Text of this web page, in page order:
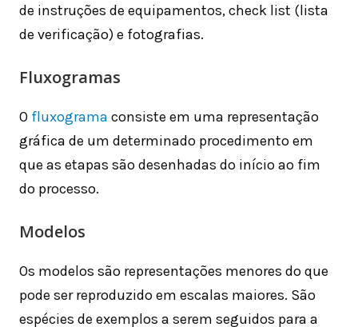
de instruções de equipamentos, check list (lista
de verificação) e fotografias.
Fluxogramas
O fluxograma consiste em uma representação
gráfica de um determinado procedimento em
que as etapas são desenhadas do início ao fim
do processo.
Modelos
Os modelos são representações menores do que
pode ser reproduzido em escalas maiores. São
espécies de exemplos a serem seguidos para a